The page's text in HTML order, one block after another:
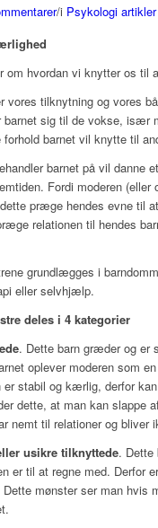
/i Psykologi artikler
om hvordan vi knytter os til
vores tilknytning og vores
sig til de vokse, især
forhold barnet vil knytte til
barnet på vil danne
Fordi moderen
præge hendes evne til
relationen til hendes
grundlægges i
eller selvhjælp.
deles i 4 kategorier
. Dette barn græder og er
oplever moderen som
er stabil og kærlig, derfor
dette, at man kan slappe
nemt til relationer og bliver
usikre tilknyttede. Dette
er til at regne med. Derfor
mønster ser man hvis